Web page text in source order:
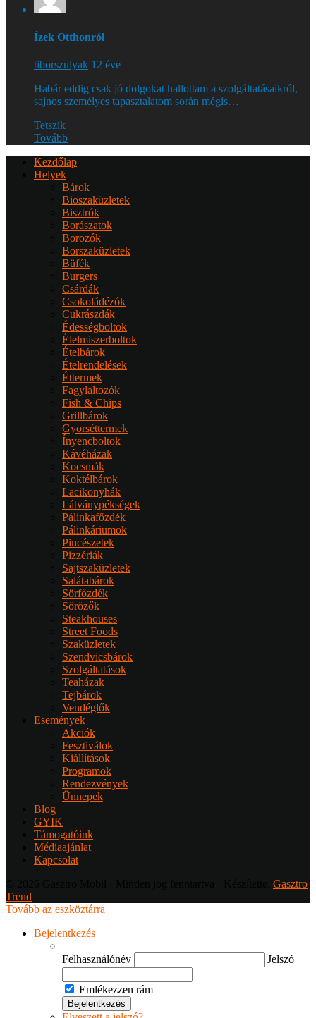
Ízek Otthonról
tiborszulyak 12 éve
Habár eddig csak jó dolgokat hallottam a szolgáltatásaikról,
sajnos személyes tapasztalatom során mégis…
Tetszik
Tovább
Kezdőlap
Helyek
Bárok
Bioszaküzletek
Bisztrók
Borászatok
Borozók
Borszaküzletek
Büfék
Burgers
Csárdák
Csokoládézók
Cukrászdák
Édességboltok
Élelmiszerboltok
Ételbárok
Ételrendelések
Éttermek
Fagylaltozók
Fish & Chips
Grillbárok
Gyorséttermek
Ínyencboltok
Kávéházak
Kocsmák
Koktélbárok
Lacikonyhák
Látványpékségek
Pálinkafőzdék
Pálinkáriumok
Pincészetek
Pizzériák
Sajtszaküzletek
Salátabárok
Sörfőzdék
Sörözők
Steakhouses
Street Foods
Szaküzletek
Szendvicsbárok
Szolgáltatások
Teaházak
Tejbárok
Vendéglők
Események
Akciók
Fesztiválok
Kiállítások
Programok
Rendezvények
Ünnepek
Blog
GYIK
Támogatóink
Médiaajánlat
Kapcsolat
Gasztro
Trend
Tovább az eszköztárra
Bejelentkezés
Felhasználónév Jelszó
Emlékezzen rám